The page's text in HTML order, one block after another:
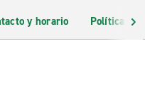
y horario Políticas